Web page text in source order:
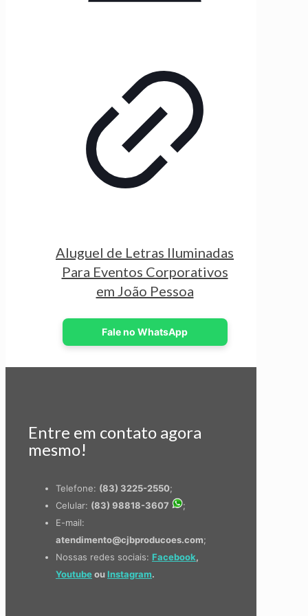
Aluguel de Letras Iluminadas
Para Eventos Corporativos
em João Pessoa
Fale no WhatsApp
Entre em contato agora
mesmo!
Telefone: (83) 3225-2550;
Celular: (83) 98818-3607
;
E-mail:
atendimento@cjbproducoes.com;
Nossas redes sociais: Facebook,
Youtubeou Instagram.